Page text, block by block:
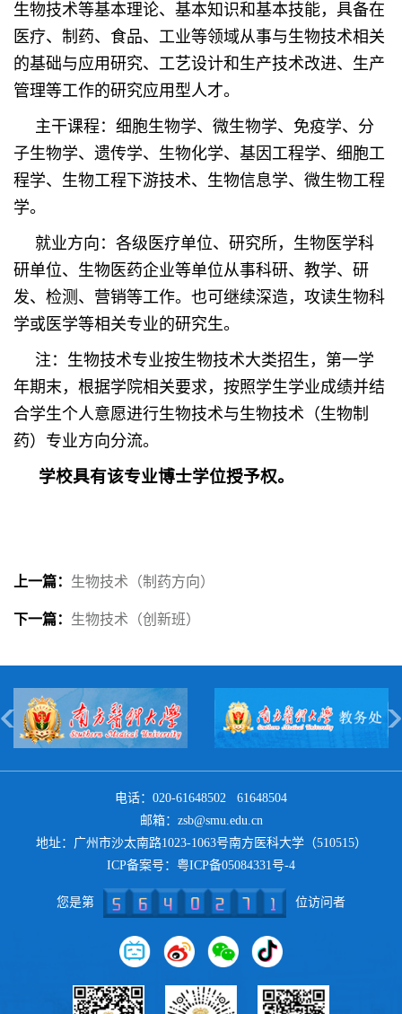
生物技术等基本理论、基本知识和基本技能，具备在
医疗、制药、食品、工业等领域从事与生物技术相关
的基础与应用研究、工艺设计和生产技术改进、生产
管理等工作的研究应用型人才。
主干课程：细胞生物学、微生物学、免疫学、分
子生物学、遗传学、生物化学、基因工程学、细胞工
程学、生物工程下游技术、生物信息学、微生物工程
学。
就业方向：各级医疗单位、研究所，生物医学科
研单位、生物医药企业等单位从事科研、教学、研
发、检测、营销等工作。也可继续深造，攻读生物科
学或医学等相关专业的研究生。
注：生物技术专业按生物技术大类招生，第一学
年期末，根据学院相关要求，按照学生学业成绩并结
合学生个人意愿进行生物技术与生物技术（生物制
药）专业方向分流。
学校具有该专业博士学位授予权。
上一篇： 生物技术（制药方向）
下一篇： 生物技术（创新班）
电话：020-61648502 61648504
邮箱：zsb@smu.edu.cn
地址：广州市沙太南路1023-1063号南方医科大学（510515）
ICP备案号： 粤ICP备05084331号-4
您是第 位访问者